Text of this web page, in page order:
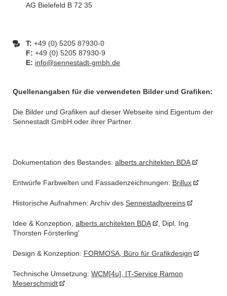
AG Bielefeld B 72 35
T: +49 (0) 5205 87930-0
F: +49 (0) 5205 87930-9
E: info@sennestadt-gmbh.de
Quellenangaben für die verwendeten Bilder und Grafiken:
Die Bilder und Grafiken auf dieser Webseite sind Eigentum der
Sennestadt GmbH oder ihrer Partner.
Dokumentation des Bestandes: alberts.architekten BDA
Entwürfe Farbwelten und Fassadenzeichnungen: Brillux
Historische Aufnahmen: Archiv des Sennestadtvereins
Idee & Konzeption, alberts.architekten BDA
, Dipl. Ing.
Thorsten Försterling'
Design & Konzeption: FORMOSA, Büro für Grafikdesign
Technische Umsetzung: WCM[4u], IT-Service Ramon
Meserschmidt